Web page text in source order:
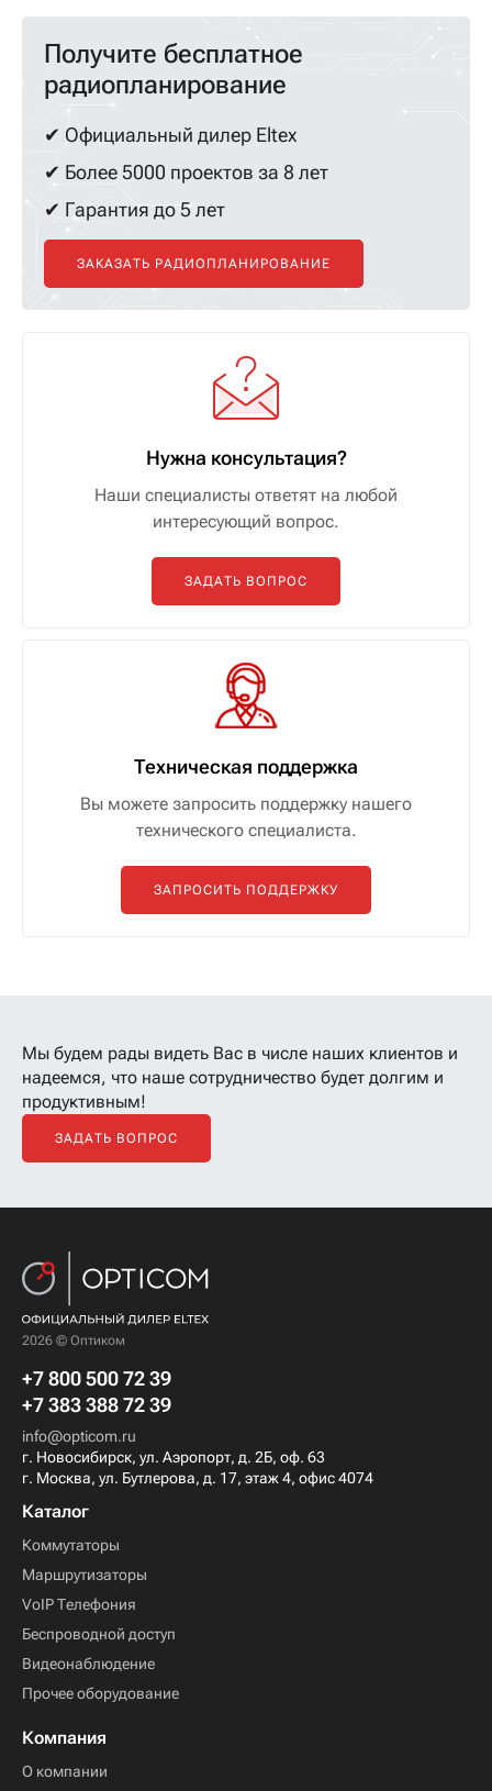
Получите бесплатное
радиопланирование
✔ Официальный дилер Eltex
✔ Более 5000 проектов за 8 лет
✔ Гарантия до 5 лет
ЗАКАЗАТЬ РАДИОПЛАНИРОВАНИЕ
Нужна консультация?
Наши специалисты ответят на любой
интересующий вопрос.
ЗАДАТЬ ВОПРОС
Техническая поддержка
Вы можете запросить поддержку нашего
технического специалиста.
ЗАПРОСИТЬ ПОДДЕРЖКУ
Мы будем рады видеть Вас в числе наших клиентов и
надеемся, что наше сотрудничество будет долгим и
продуктивным!
ЗАДАТЬ ВОПРОС
2026 © Оптиком
+7 800 500 72 39
+7 383 388 72 39
info@opticom.ru
г. Новосибирск, ул. Аэропорт, д. 2Б, оф. 63
г. Москва, ул. Бутлерова, д. 17, этаж 4, офис 4074
Каталог
Коммутаторы
Маршрутизаторы
VoIP Телефония
Беспроводной доступ
Видеонаблюдение
Прочее оборудование
Компания
О компании